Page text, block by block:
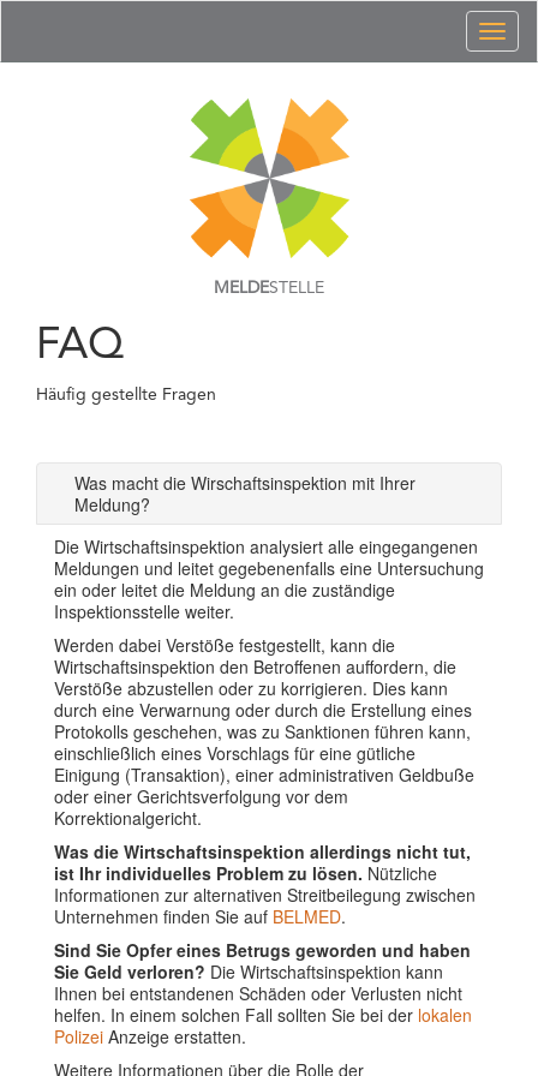
MELDESTELLE
FAQ
Häufig gestellte Fragen
Was macht die Wirschaftsinspektion mit Ihrer
Meldung?
Die Wirtschaftsinspektion analysiert alle eingegangenen
Meldungen und leitet gegebenenfalls eine Untersuchung
ein oder leitet die Meldung an die zuständige
Inspektionsstelle weiter.
Werden dabei Verstöße festgestellt, kann die
Wirtschaftsinspektion den Betroffenen auffordern, die
Verstöße abzustellen oder zu korrigieren. Dies kann
durch eine Verwarnung oder durch die Erstellung eines
Protokolls geschehen, was zu Sanktionen führen kann,
einschließlich eines Vorschlags für eine gütliche
Einigung (Transaktion), einer administrativen Geldbuße
oder einer Gerichtsverfolgung vor dem
Korrektionalgericht.
Was die Wirtschaftsinspektion allerdings nicht tut,
ist Ihr individuelles Problem zu lösen. Nützliche
Informationen zur alternativen Streitbeilegung zwischen
Unternehmen finden Sie auf BELMED.
Sind Sie Opfer eines Betrugs geworden und haben
Sie Geld verloren? Die Wirtschaftsinspektion kann
Ihnen bei entstandenen Schäden oder Verlusten nicht
helfen. In einem solchen Fall sollten Sie bei der lokalen
Polizei Anzeige erstatten.
Weitere Informationen über die Rolle der